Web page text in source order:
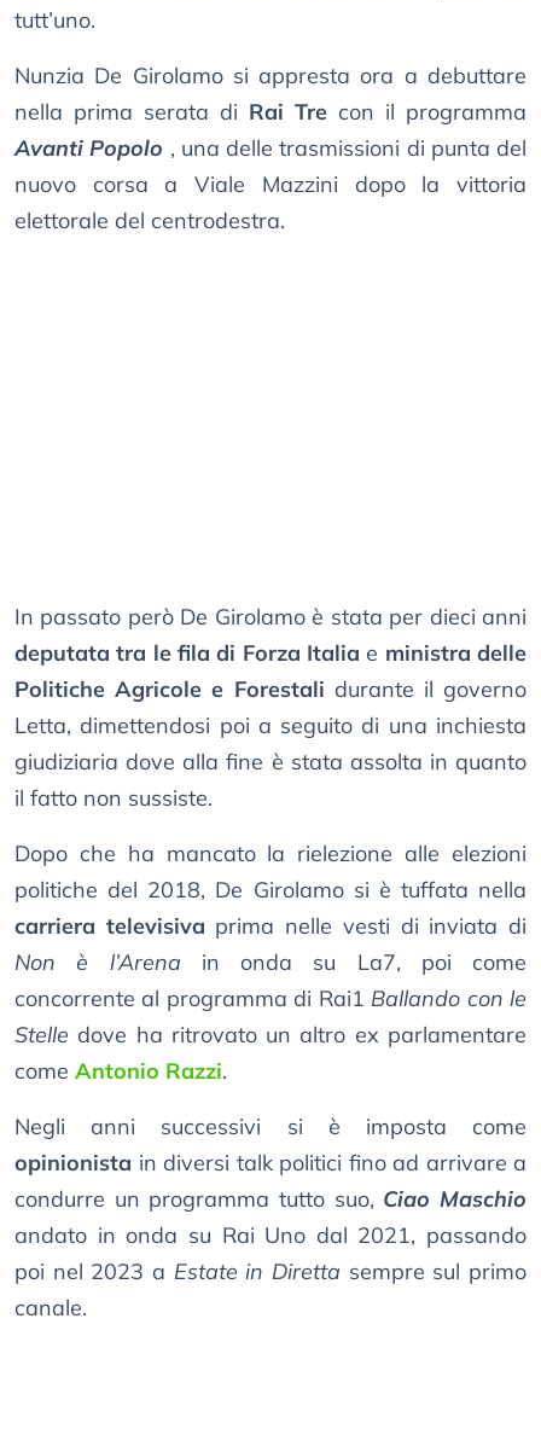
tutt’uno.
Nunzia De Girolamo si appresta ora a debuttare
nella prima serata di Rai Tre con il programma
Avanti Popolo , una delle trasmissioni di punta del
nuovo corsa a Viale Mazzini dopo la vittoria
elettorale del centrodestra.
In passato però De Girolamo è stata per dieci anni
deputata tra le fila di Forza Italia e ministra delle
Politiche Agricole e Forestali durante il governo
Letta, dimettendosi poi a seguito di una inchiesta
giudiziaria dove alla fine è stata assolta in quanto
il fatto non sussiste.
Dopo che ha mancato la rielezione alle elezioni
politiche del 2018, De Girolamo si è tuffata nella
carriera televisiva prima nelle vesti di inviata di
Non è l’Arena in onda su La7, poi come
concorrente al programma di Rai1 Ballando con le
Stelle dove ha ritrovato un altro ex parlamentare
come Antonio Razzi.
Negli anni successivi si è imposta come
opinionista in diversi talk politici fino ad arrivare a
condurre un programma tutto suo, Ciao Maschio
andato in onda su Rai Uno dal 2021, passando
poi nel 2023 a Estate in Diretta sempre sul primo
canale.